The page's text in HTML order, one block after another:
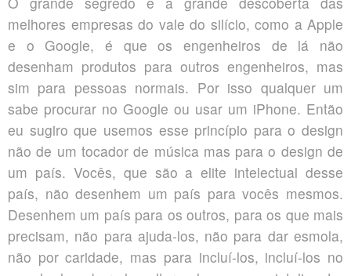
melhores empresas do vale do silício, como a Apple
e o Google, é que os engenheiros de lá não
desenham produtos para outros engenheiros, mas
sim para pessoas normais. Por isso qualquer um
sabe procurar no Google ou usar um iPhone. Então
eu sugiro que usemos esse princípio para o design
não de um tocador de música mas para o design de
um país. Vocês, que são a elite intelectual desse
país, não desenhem um país para vocês mesmos.
Desenhem um país para os outros, para os que mais
precisam, não para ajuda-los, não para dar esmola,
não por caridade, mas para incluí-los, incluí-los no